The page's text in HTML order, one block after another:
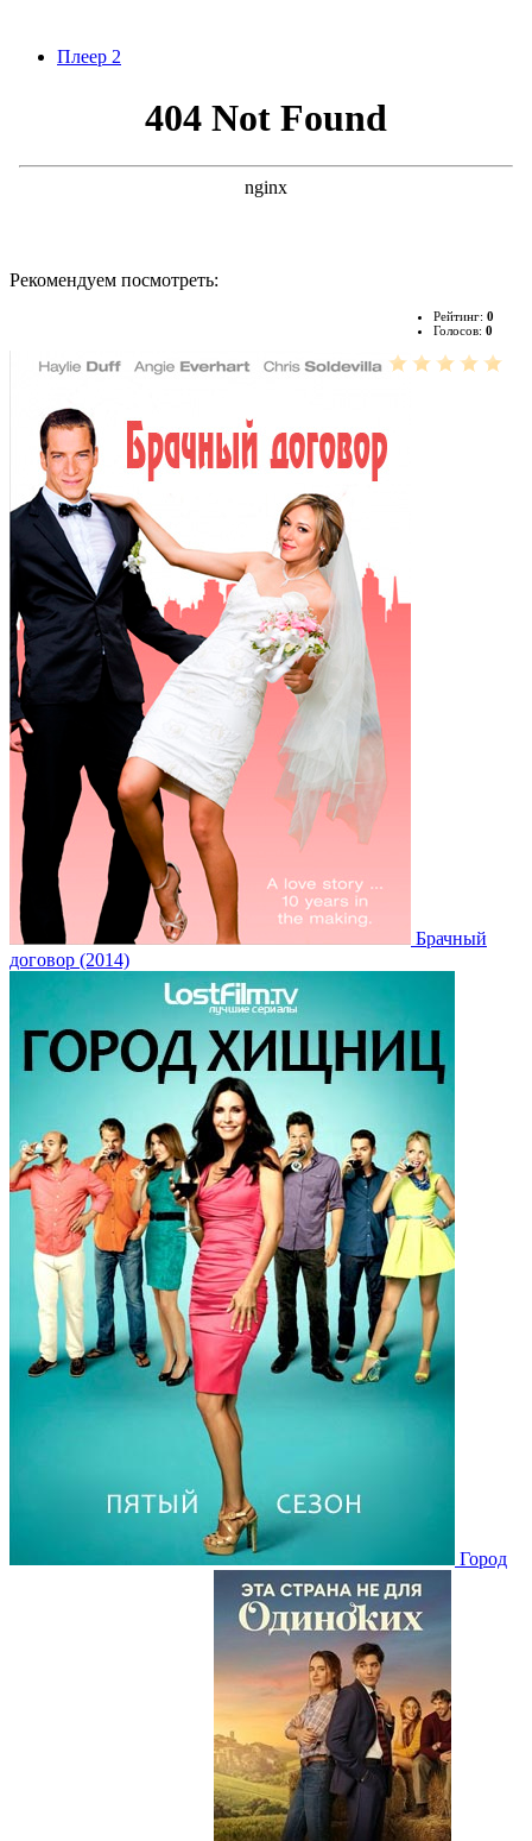
Плеер 2
Рекомендуем посмотреть:
Рейтинг: 0
Голосов: 0
Брачный
договор (2014)
Город